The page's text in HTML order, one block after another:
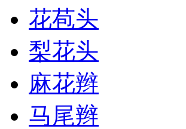
花苞头
梨花头
麻花辫
马尾辫